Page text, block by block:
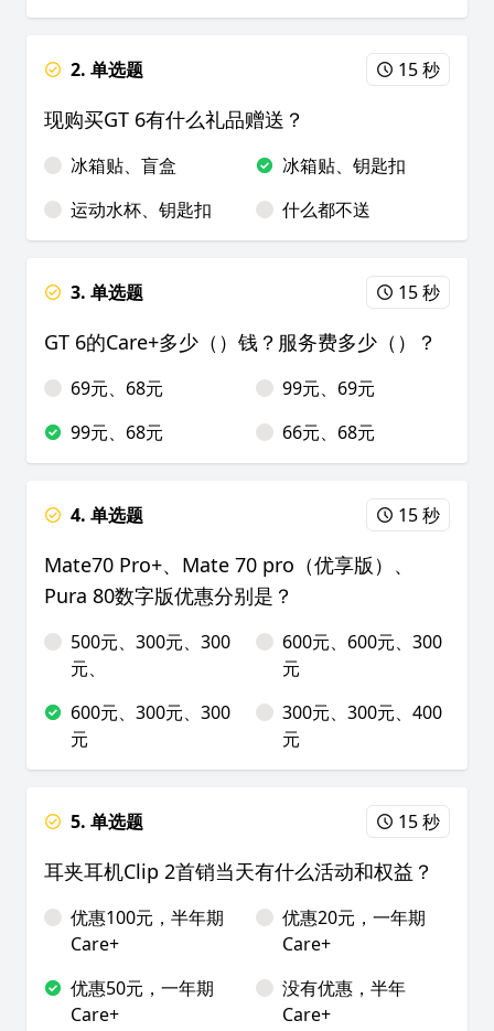
2. 单选题 15 秒
现购买GT 6有什么礼品赠送？
冰箱贴、盲盒
冰箱贴、钥匙扣
运动水杯、钥匙扣
什么都不送
3. 单选题 15 秒
GT 6的Care+多少（）钱？服务费多少（）？
69元、68元
99元、69元
99元、68元
66元、68元
4. 单选题 15 秒
Mate70 Pro+、Mate 70 pro（优享版）、
Pura 80数字版优惠分别是？
500元、300元、300
元、
600元、600元、300
元
600元、300元、300
元
300元、300元、400
元
5. 单选题 15 秒
耳夹耳机Clip 2首销当天有什么活动和权益？
优惠100元，半年期
Care+
优惠20元，一年期
Care+
优惠50元，一年期
Care+
没有优惠，半年
Care+